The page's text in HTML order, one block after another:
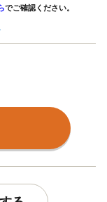
でご確認ください。